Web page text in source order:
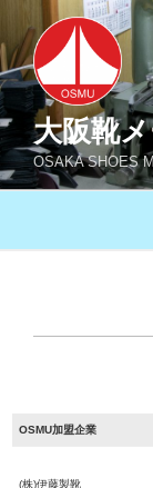
ン
テ
ン
ツ
へ
ス
プ
大阪靴
OSAKA SHOES
OSMU加盟企業
(株)伊藤製靴